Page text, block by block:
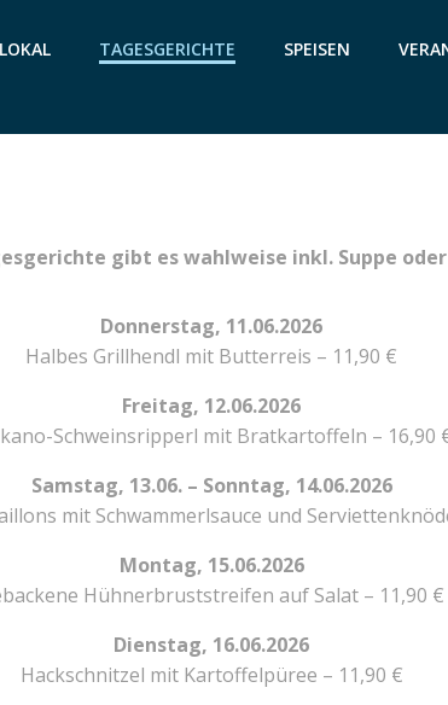
LOKAL TAGESGERICHTE SPEISEN
gibt es wahlweise inkl. Suppe
Donnerstag, 11.06.2026
Halbes Grillhendl mit Butterreis – 11,90 €
Freitag, 12.06.2026
Schweinsripperl mit Bratkartoffeln – 16,90
Samstag, 13.06. – Sonntag, 14.06.2026
mit Schwammerlsauce und
Montag, 15.06.2026
Hühnerbruststreifen auf Salat – 11,90 €
Dienstag, 16.06.2026
Hackschnitzel mit Kartoffelpüree – 11,90 €